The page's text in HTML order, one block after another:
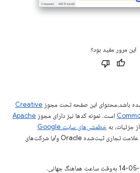
این مرور مفید بود؟
باشد،‌محتوای این صفحه تحت مجوز Creative
است. نمونه کدها نیز دارای مجوز Apache
جزئیات، به
خطمشی‌های سایت Google
مراجعه کنید. جاوا علامت تجاری ثبت‌شده Oracle و/یا شرکت‌های